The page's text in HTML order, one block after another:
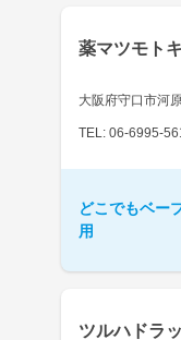
薬マツモト
大阪府守口市河
TEL: 06-6995-
どこでもベー
用
ツルハドラ